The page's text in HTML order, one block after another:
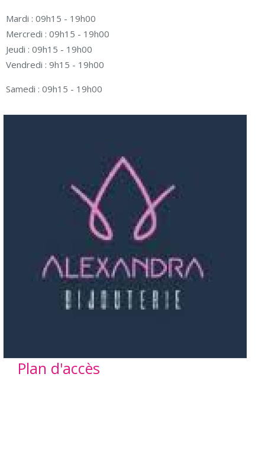
Mardi : 09h15 - 19h00
Mercredi : 09h15 - 19h00
Jeudi : 09h15 - 19h00
Vendredi : 9h15 - 19h00
Samedi : 09h15 - 19h00
Plan d'accès